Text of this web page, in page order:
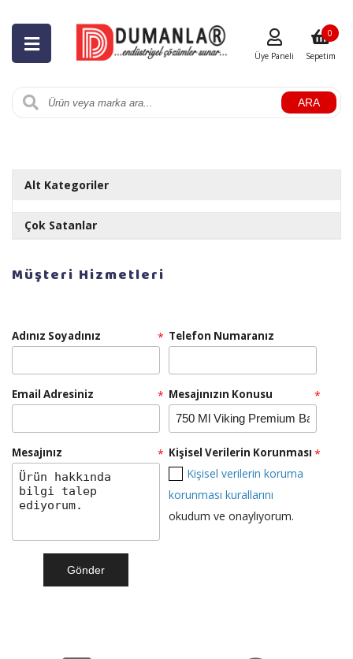
ARA
Üye Paneli Sepetim
0
Alt Kategoriler
Çok Satanlar
RULOPAK SENSÖRLÜ HAVLU MAKİNESİ 26 CM -
BEYAZ
Teklif Al!
Müşteri Hizmetleri
Adınız Soyadınız * Telefon Numaranız
Email Adresiniz * Mesajınızın Konusu *
Mesajınız * Kişisel Verilerin Korunması
Kişisel verilerin koruma
korunması kurallarını
okudum ve onaylıyorum.
*